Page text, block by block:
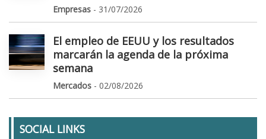
Empresas - 31/07/2026
El empleo de EEUU y los resultados
marcarán la agenda de la próxima
semana
Mercados - 02/08/2026
SOCIAL LINKS